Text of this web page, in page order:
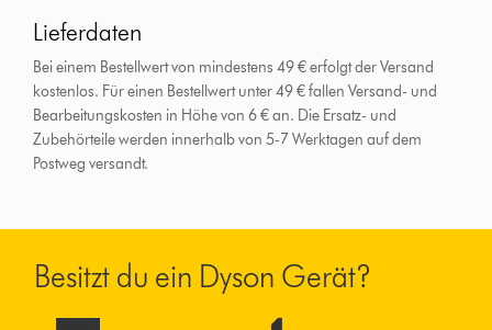
Lieferdaten
Bei einem Bestellwert von mindestens 49 € erfolgt der Versand
kostenlos. Für einen Bestellwert unter 49 € fallen Versand- und
Bearbeitungskosten in Höhe von 6 € an. Die Ersatz- und
Zubehörteile werden innerhalb von 5-7 Werktagen auf dem
Postweg versandt.
Besitzt du ein Dyson Gerät?